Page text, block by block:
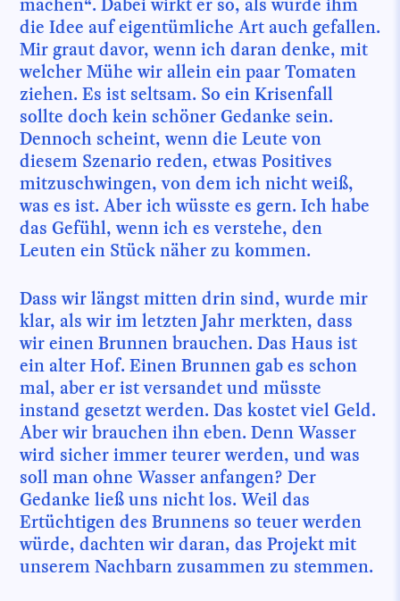
die Idee auf eigentümliche Art auch gefallen.
Mir graut davor, wenn ich daran denke, mit
welcher Mühe wir allein ein paar Tomaten
ziehen. Es ist seltsam. So ein Krisenfall
sollte doch kein schöner Gedanke sein.
Dennoch scheint, wenn die Leute von
diesem Szenario reden, etwas Positives
mitzuschwingen, von dem ich nicht weiß,
was es ist. Aber ich wüsste es gern. Ich habe
das Gefühl, wenn ich es verstehe, den
Leuten ein Stück näher zu kommen.
Dass wir längst mitten drin sind, wurde mir
klar, als wir im letzten Jahr merkten, dass
wir einen Brunnen brauchen. Das Haus ist
ein alter Hof. Einen Brunnen gab es schon
mal, aber er ist versandet und müsste
instand gesetzt werden. Das kostet viel Geld.
Aber wir brauchen ihn eben. Denn Wasser
wird sicher immer teurer werden, und was
soll man ohne Wasser anfangen? Der
Gedanke ließ uns nicht los. Weil das
Ertüchtigen des Brunnens so teuer werden
würde, dachten wir daran, das Projekt mit
unserem Nachbarn zusammen zu stemmen.